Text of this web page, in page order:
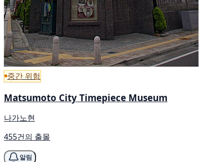
중간 위험
Matsumoto City Timepiece Museum
나가노현
455건의 출몰
알림